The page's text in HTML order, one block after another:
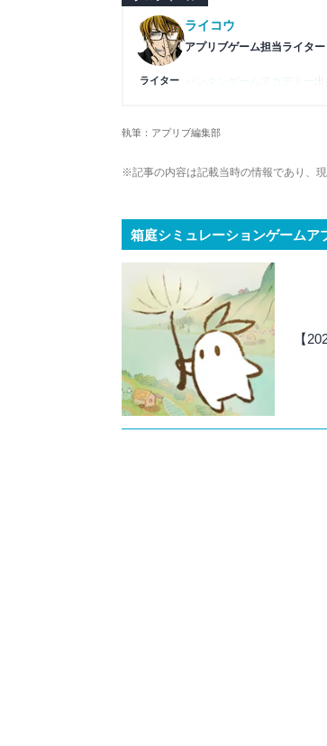
ライター
ライコウ
アプリブゲーム担当ライター
や専門知識の深さは業界内
執筆：アプリブ編集部
※記事の内容は記載当時の情報であり、
箱庭シミュレーションゲームア
【